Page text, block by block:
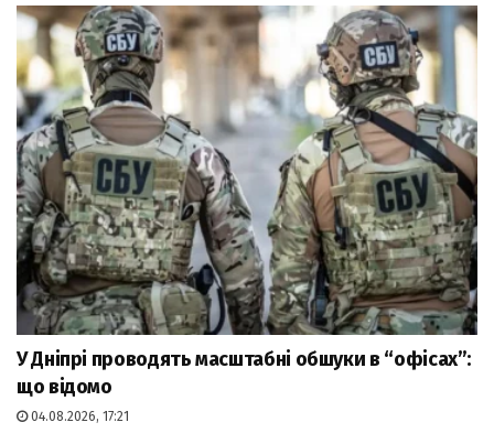
У Дніпрі проводять масштабні обшуки в “офісах”:
що відомо
04.08.2026, 17:21